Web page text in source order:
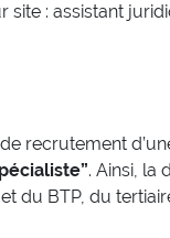
site : assistant
recrutement
. Ainsi, la
du BTP, du